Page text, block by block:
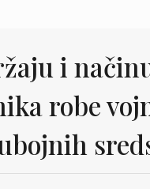
i
robe